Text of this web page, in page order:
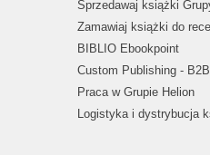
Sprzedawaj książki
Zamawiaj książki do
BIBLIO Ebookpoint
Custom Publishing - B2B
Praca w Grupie Helion
Logistyka i dystrybucja